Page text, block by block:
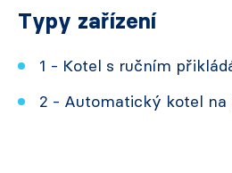
Typy zařízení
1 - Kotel s ručním
2 - Automatický kotel na